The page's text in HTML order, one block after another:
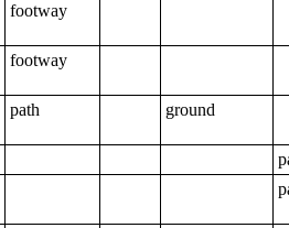
footway
footway
path ground